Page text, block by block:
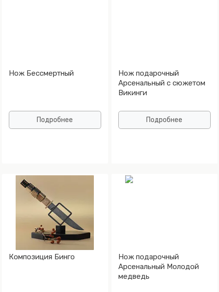
Нож Бессмертный
Подробнее
Нож подарочный
Арсенальный с сюжетом
Викинги
Подробнее
Композиция Бинго
Нож подарочный
Арсенальный Молодой
медведь